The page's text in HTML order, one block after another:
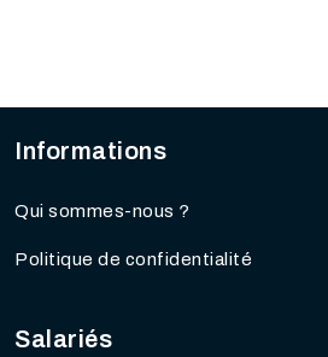
Informations
Qui sommes-nous ?
Politique de confidentialité
Salariés